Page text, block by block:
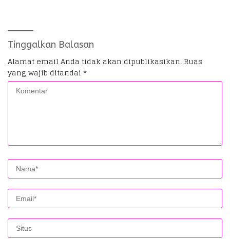
Tinggalkan Balasan
Alamat email Anda tidak akan dipublikasikan. Ruas
yang wajib ditandai *